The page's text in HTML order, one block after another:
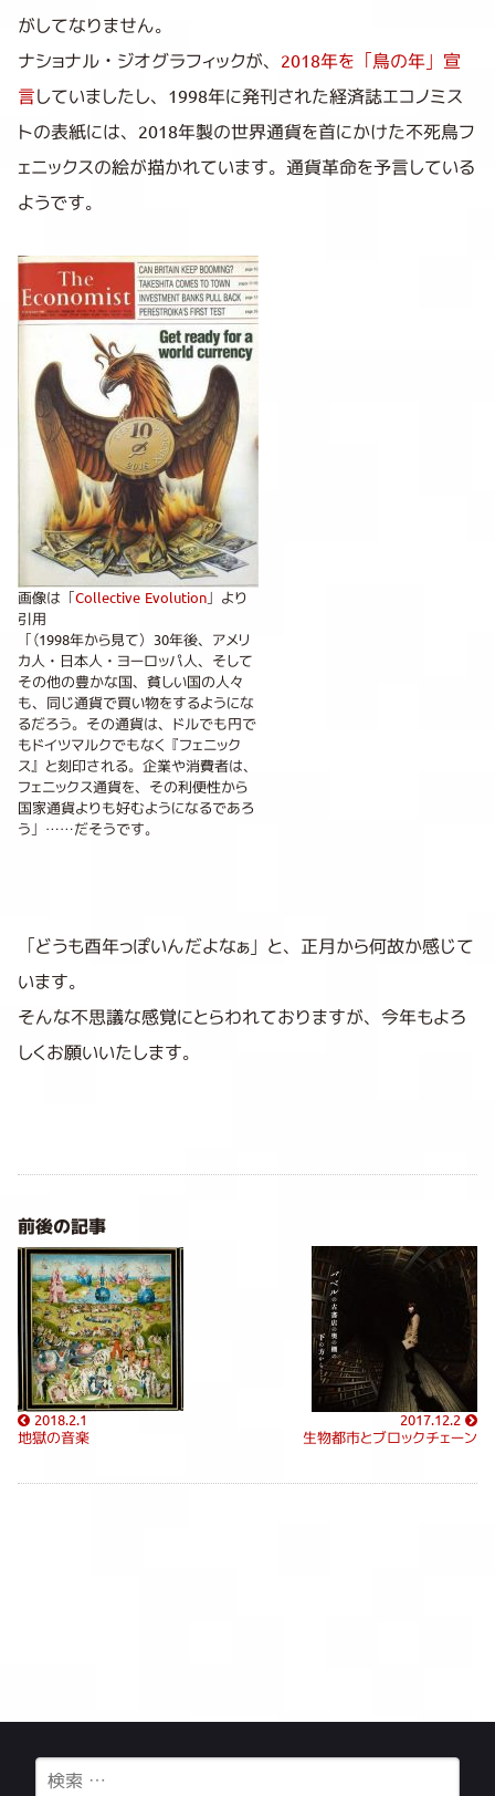
がしてなりません。
ナショナル・ジオグラフィックが、 2018年を「鳥の年」宣
言していましたし、1998年に発刊された経済誌エコノミス
トの表紙には、2018年製の世界通貨を首にかけた不死鳥フ
ェニックスの絵が描かれています。通貨革命を予言している
ようです。
画像は「 Collective Evolution 」より
引用
「（1998年から見て）30年後、アメリ
カ人・日本人・ヨーロッパ人、そして
その他の豊かな国、貧しい国の人々
も、同じ通貨で買い物をするようにな
るだろう。その通貨は、ドルでも円で
もドイツマルクでもなく『フェニック
ス』と刻印される。企業や消費者は、
フェニックス通貨を、その利便性から
国家通貨よりも好むようになるであろ
う」……だそうです。
「どうも酉年っぽいんだよなぁ」と、正月から何故か感じて
います。
そんな不思議な感覚にとらわれておりますが、今年もよろ
しくお願いいたします。
前後の記事
2018.2.1
地獄の音楽
2017.12.2
生物都市とブロックチェーン